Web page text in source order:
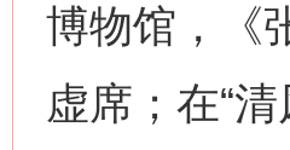
博物馆，《
虚席；在“